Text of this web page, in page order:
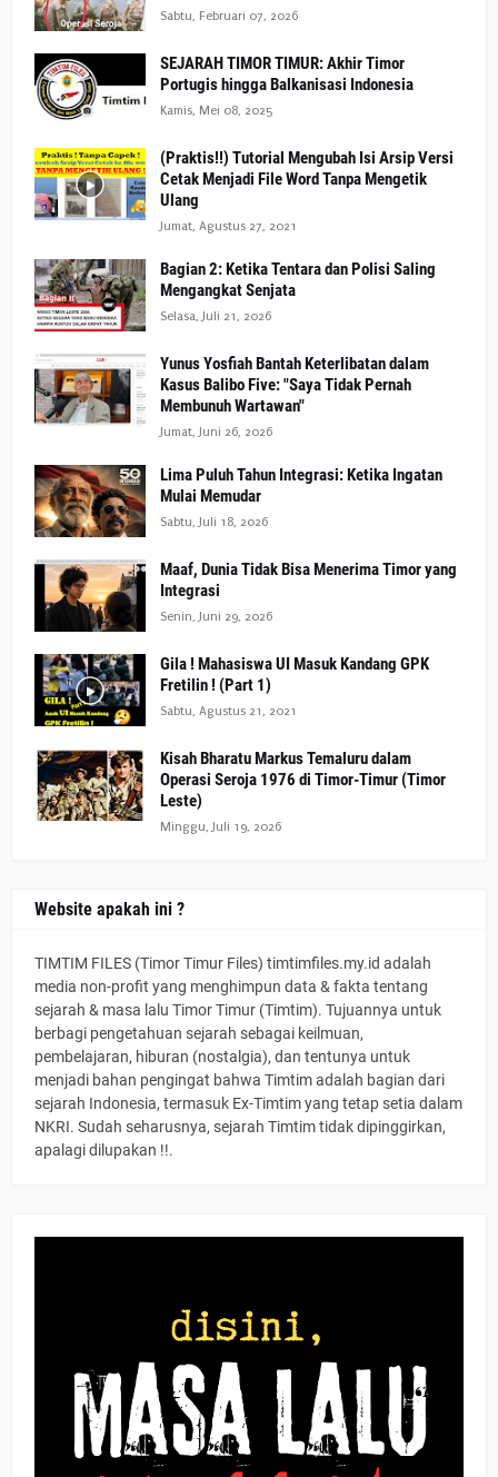
Sabtu, Februari 07, 2026
SEJARAH TIMOR TIMUR: Akhir Timor
Portugis hingga Balkanisasi Indonesia
Kamis, Mei 08, 2025
(Praktis!!) Tutorial Mengubah Isi Arsip Versi
Cetak Menjadi File Word Tanpa Mengetik
Ulang
Jumat, Agustus 27, 2021
Bagian 2: Ketika Tentara dan Polisi Saling
Mengangkat Senjata
Selasa, Juli 21, 2026
Yunus Yosfiah Bantah Keterlibatan dalam
Kasus Balibo Five: "Saya Tidak Pernah
Membunuh Wartawan"
Jumat, Juni 26, 2026
Lima Puluh Tahun Integrasi: Ketika Ingatan
Mulai Memudar
Sabtu, Juli 18, 2026
Maaf, Dunia Tidak Bisa Menerima Timor yang
Integrasi
Senin, Juni 29, 2026
Gila ! Mahasiswa UI Masuk Kandang GPK
Fretilin ! (Part 1)
Sabtu, Agustus 21, 2021
Kisah Bharatu Markus Temaluru dalam
Operasi Seroja 1976 di Timor-Timur (Timor
Leste)
Minggu, Juli 19, 2026
Website apakah ini ?
TIMTIM FILES (Timor Timur Files) timtimfiles.my.id adalah
media non-profit yang menghimpun data & fakta tentang
sejarah & masa lalu Timor Timur (Timtim). Tujuannya untuk
berbagi pengetahuan sejarah sebagai keilmuan,
pembelajaran, hiburan (nostalgia), dan tentunya untuk
menjadi bahan pengingat bahwa Timtim adalah bagian dari
sejarah Indonesia, termasuk Ex-Timtim yang tetap setia dalam
NKRI. Sudah seharusnya, sejarah Timtim tidak dipinggirkan,
apalagi dilupakan !!.